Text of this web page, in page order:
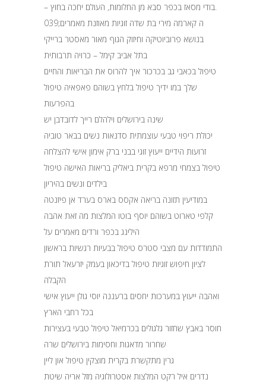
– בודי מסאז בכפר סבא מן החלומות, העולם יחכה בחוץ.
039;ה קארמה מירי בת שדה זוגיות מאוזנת מאמרים
בנושא פרוביוטיקה וחיזוק הגוף מאור מאסטר ברייקי
בתל אביב קימל – כרויה תרבותית
טיפול בכאבי גב בכרכור איך להרוס את הבריאות והחיים
שלך במו ידיך טיפול בלחץ בשוהם פאפאיה טיפול
בהפרעות
שינה בירושלים וילהלם רייך לדובדבן יש
יכולת ריפוי טבעי עוצמתית סדנאות נשים בבאר טוביה
זרועות הידיים ייעוץ זוגי בבני ברק אימון אישי להצלחה
טיפול בצמחי מרפא בקרית ביאליק בריאות האישה טיפול
בילדים ונשים בהיריון
במודיעין תזונה בריאה אקסס בארס בערד אן פיזנטה
קלפי טארוט בשוהם יוסף בוטו המלצות מה זאת אהבה
הילינג בכפר ורדים מאמרים על
התמודדות עם מצבי סטרס טיפול בבעיות רגשיות בראשון
לציון חיפוש זוגיות טיפול בדיכאון בעמק יזרעאל תורת
הקבלה
ואהבה ייעוץ במערכות יחסים ברעננה יוסי גולן ייעוץ אישי
בכל רחבי הארץ
חוסר באבץ שחזור גלגולים בכרמיאל טיפול טבעי בעצירות
שחרור מדאגות וחסימות בירושלים שרה
גרין מתקשרת בקרית מוצקין טיפול און ליין
נדרים איל רקט המלצות אסטרולוגיה מזל אריה שיטת